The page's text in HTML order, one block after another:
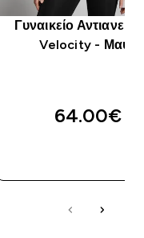
Γυναικείο
Velocity -
64.00€‎